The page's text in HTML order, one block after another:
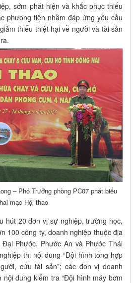
sớm phát hiện và khắc phục thiếu
phương tiện nhằm đáp ứng yêu cầu
thiểu thiệt hại về người và tài sản
– Phó Trưởng phòng PC07 phát biểu
mạc Hội thao
hút 20 đơn vị sự nghiệp, trường học,
100 công ty, doanh nghiệp thuộc địa
Phước, Phước An và Phước Thái
thi nội dung “Đội hình tổng hợp
cứu tài sản”; các đơn vị doanh
nội dung kiểm tra “Đội hình máy bơm